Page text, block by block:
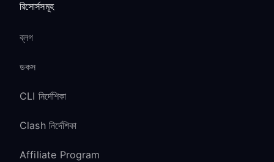
রিসোর্সসমূহ
ব্লগ
ডকস
CLI নির্দেশিকা
Clash নির্দেশিকা
Affiliate Program